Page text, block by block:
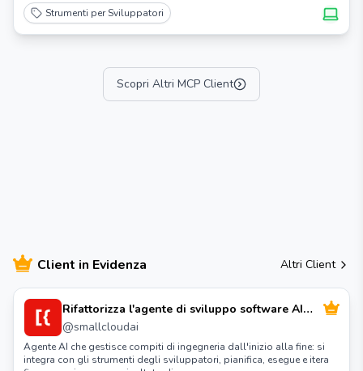
Strumenti per Sviluppatori
Scopri Altri MCP Client
Client in Evidenza Altri Client
Rifattorizza l'agente di sviluppo software AI
open source
@smallcloudai
Agente AI che gestisce compiti di ingegneria dall'inizio alla fine: si
integra con gli strumenti degli sviluppatori, pianifica, esegue e itera